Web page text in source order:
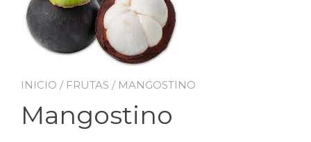
INICIO / FRUTAS / MANGOSTINO
Mangostino